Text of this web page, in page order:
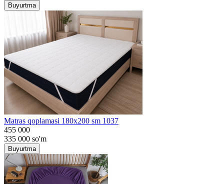
Buyurtma
Matras qoplamasi 180x200 sm 1037
455 000
335 000 so'm
Buyurtma